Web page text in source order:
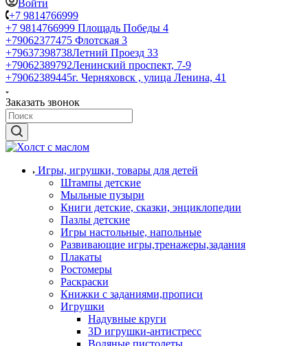
Войти
+7 9814766999
+7 9814766999 Площадь Победы 4
+79062377475 Флотская 3
+79637398738Летний Проезд 33
+79062389792Ленинский проспект, 7-9
+79062389445г. Черняховск , улица Ленина, 41
Заказать звонок
Игры, игрушки, товары для детей
Штампы детские
Мыльные пузыри
Книги детские, сказки, энциклопедии
Пазлы детские
Игры настольные, напольные
Развивающие игры,тренажеры,задания
Плакаты
Ростомеры
Раскраски
Книжки с заданиями,прописи
Игрушки
Надувные круги
3D игрушки-антистресс
Водяные пистолеты